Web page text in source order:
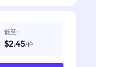
低至:
$2.45/IP